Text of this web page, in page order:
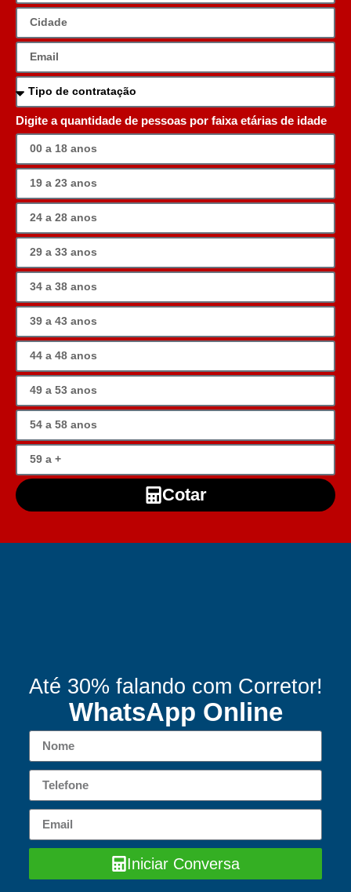
Digite a quantidade de pessoas por faixa etárias de idade
Cotar
Até 30% falando com Corretor!
WhatsApp Online
Iniciar Conversa